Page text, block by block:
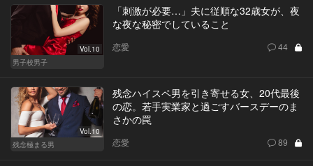
Vol.10
男子校男子
「刺激が必要…」夫に従順な32歳女が、夜
な夜な秘密でしていること
恋愛 44
Vol.10
残念極まる男
残念ハイスペ男を引き寄せる女、20代最後
の恋。若手実業家と過ごすバースデーのま
さかの罠
恋愛 89